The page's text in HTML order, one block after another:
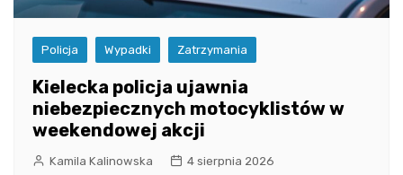
Policja Wypadki Zatrzymania
Kielecka policja ujawnia
niebezpiecznych motocyklistów w
weekendowej akcji
Kamila Kalinowska 4 sierpnia 2026